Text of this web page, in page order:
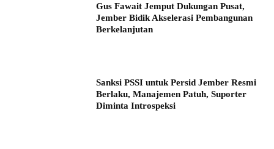
Gus Fawait Jemput Dukungan Pusat,
Jember Bidik Akselerasi Pembangunan
Berkelanjutan
Sanksi PSSI untuk Persid Jember Resmi
Berlaku, Manajemen Patuh, Suporter
Diminta Introspeksi